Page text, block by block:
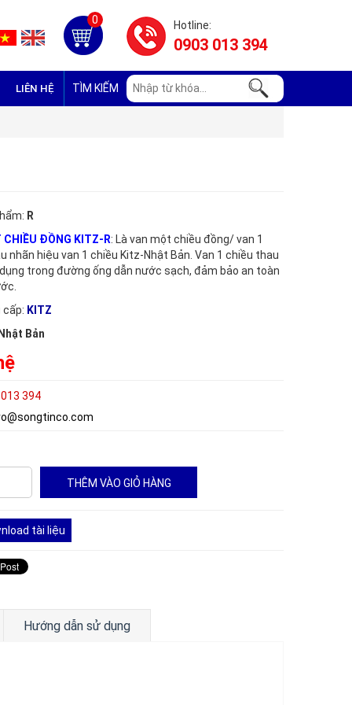
0 Hotline:
0903 013 394
LIÊN HỆ TÌM KIẾM
R
CHIỀU ĐỒNG KITZ-R: Là van một chiều đồng/ van 1
nhãn hiệu van 1 chiều Kitz-Nhật Bản. Van 1 chiều thau
trong đường ống dẫn nước sạch, đảm bảo an toàn
cấp: KITZ
Bản
394
tài liệu
Hướng dẫn sử dụng